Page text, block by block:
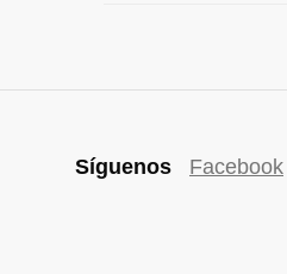
Síguenos Facebook